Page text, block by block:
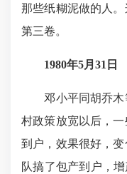
那些纸糊泥做的人。
第三卷。
1980年5月31日
邓小平同胡乔木
村政策放宽以后，
到户，效果很好，
队搞了包产到户，